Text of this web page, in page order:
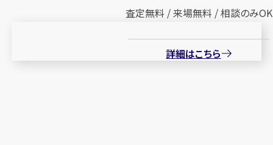
査定無料 / 来場無料 / 相談のみOK
詳細はこちら